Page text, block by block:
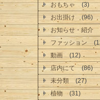
おもちゃ
(3)
お出掛け
(96)
お知らせ・紹介
ファッション
動画
(12)
店内にて
(86)
未分類
(27)
植物
(31)